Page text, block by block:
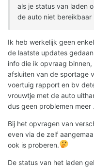
als je status van laden
de auto niet bereikbaar
Ik heb werkelijk geen
de laatste updates
info die ik opvraag
afsluiten van de sportage
voertuig rapport en bv
vrouwtje met de auto
dus geen problemen meer .
Bij het opvragen van
even via de zelf
ook is proberen.
De status van het laden